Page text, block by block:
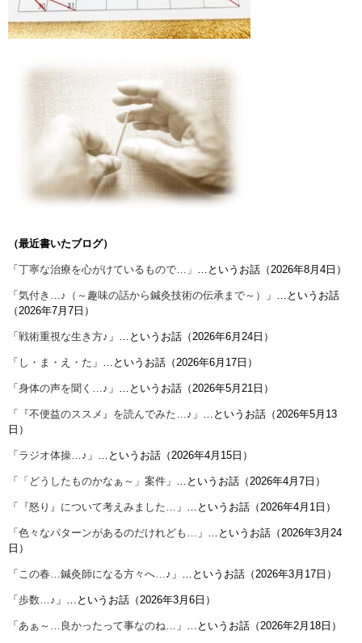
（最近書いたブログ）
「 丁寧な治療を心がけているもので…」 …というお話（2026年8月4日）
「 気付き…♪（～趣味の話から鍼灸技術の伝承まで～）
」…というお話
（2026年7月7日）
「 戦術重視な生き方♪ 」…というお話（2026年6月24日）
「 し・ま・え・た 」…というお話（2026年6月17日）
「 身体の声を聞く…♪ 」…というお話（2026年5月21日）
「 『不便益のススメ』を読んでみた…♪ 」…というお話（2026年5月13
日）
「 ラジオ体操…♪ 」…というお話（2026年4月15日）
「 「どうしたものかなぁ～」案件 」…というお話（2026年4月7日）
「 『怒り』について考えみました… 」…というお話（2026年4月1日）
「 色々なパターンがあるのだけれども… 」…というお話（2026年3月24
日）
「 この春…鍼灸師になる方々へ…♪ 」…というお話（2026年3月17日）
「 歩数…♪ 」…というお話（2026年3月6日）
「 あぁ～…良かったって事なのね… 」…というお話（2026年2月18日）